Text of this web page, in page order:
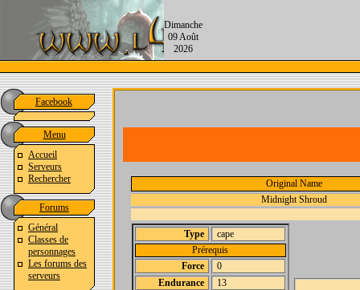
Dimanche
09 Août
2026
Facebook
Menu
Accueil
Serveurs
Rechercher
Forums
Général
Classes de
personnages
Les forums des
serveurs
Original Name
Midnight Shroud
Type
cape
Prérequis
Force
0
Endurance
13